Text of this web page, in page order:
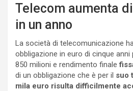
Telecom aumenta
in un anno
La società di telecomunicazione
obbligazione in euro di cinque
850 milioni e rendimento finale
di un obbligazione che è per il suo
mila euro risulta difficilmente